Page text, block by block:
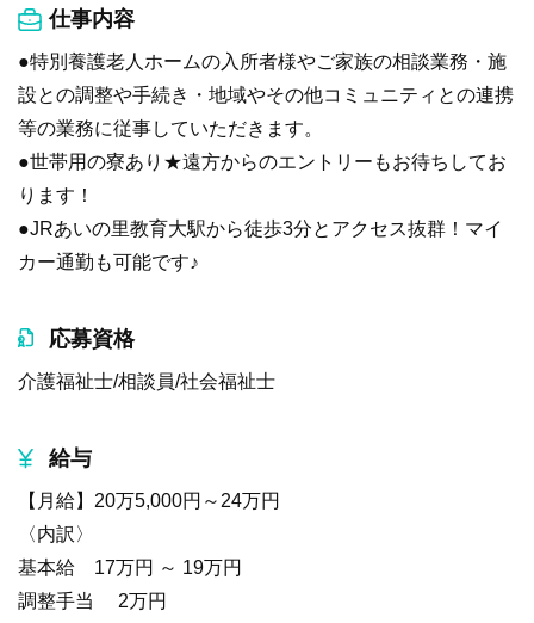
仕事内容
●特別養護老人ホームの入所者様やご家族の相談業務・施
設との調整や手続き・地域やその他コミュニティとの連携
等の業務に従事していただきます。
●世帯用の寮あり★遠方からのエントリーもお待ちしてお
ります！
●JRあいの里教育大駅から徒歩3分とアクセス抜群！マイ
カー通勤も可能です♪
応募資格
介護福祉士/相談員/社会福祉士
給与
【月給】20万5,000円～24万円
〈内訳〉
基本給 17万円 ～ 19万円
調整手当 2万円